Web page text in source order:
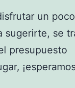
un
sugerirte, se
presupuesto